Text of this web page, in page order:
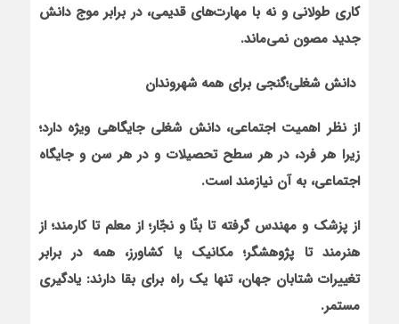
کاری طولانی و نه با مهارت‌های قدیمی، در برابر موج دانش
جدید مصون نمی‌ماند.
دانش شغلی؛گنجی برای همه شهروندان
از نظر اهمیت اجتماعی، دانش شغلی جایگاهی ویژه دارد؛
زیرا هر فرد، در هر سطح تحصیلات و در هر سن و جایگاه
اجتماعی، به آن نیازمند است.
از پزشک و مهندس گرفته تا بنّا و نجّار؛ از معلم تا کارمند؛ از
هنرمند تا پژوهشگر؛ مکانیک یا کشاورز، همه در برابر
تغییرات شتابان جهان، تنها یک راه برای بقا دارند: یادگیری
مستمر.